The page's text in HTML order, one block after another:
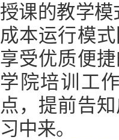
授课的教学
成本运行模
享受优质便
学院培训工
点，提前告
习中来。